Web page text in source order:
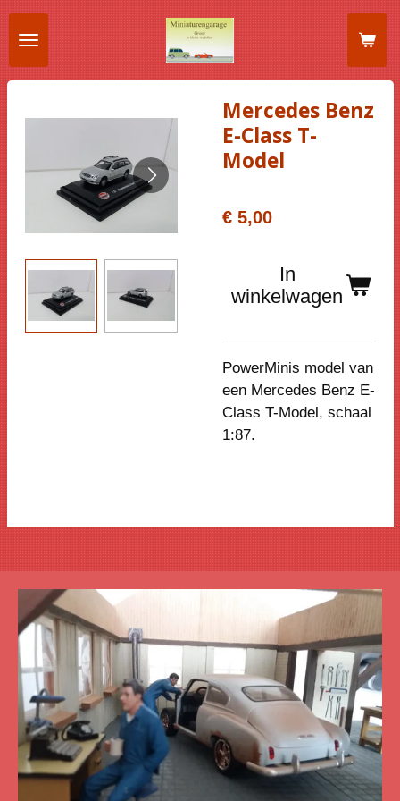
Ga
direct
naar
de
Mercedes Benz
E-Class T-
Model
€ 5,00
In
winkelwagen
PowerMinis model van
een Mercedes Benz E-
Class T-Model, schaal
1:87.